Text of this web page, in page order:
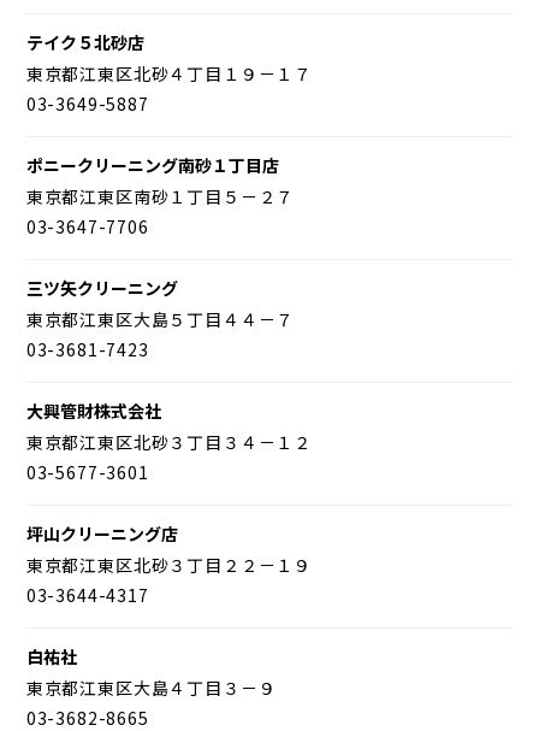
テイク５北砂店
東京都江東区北砂４丁目１９－１７
03-3649-5887
ポニークリーニング南砂１丁目店
東京都江東区南砂１丁目５－２７
03-3647-7706
三ツ矢クリーニング
東京都江東区大島５丁目４４－７
03-3681-7423
大興管財株式会社
東京都江東区北砂３丁目３４－１２
03-5677-3601
坪山クリーニング店
東京都江東区北砂３丁目２２－１９
03-3644-4317
白祐社
東京都江東区大島４丁目３－９
03-3682-8665